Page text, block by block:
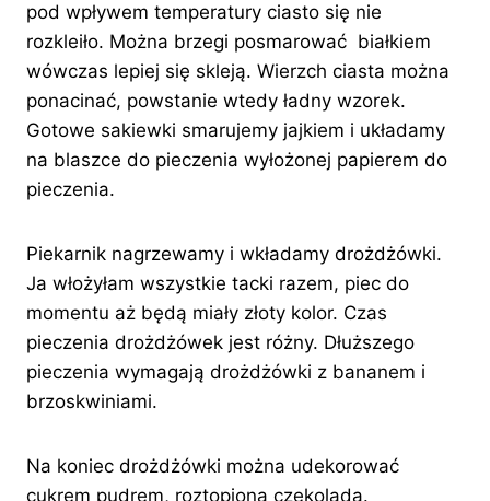
pod wpływem temperatury ciasto się nie
rozkleiło. Można brzegi posmarować białkiem
wówczas lepiej się skleją. Wierzch ciasta można
ponacinać, powstanie wtedy ładny wzorek.
Gotowe sakiewki smarujemy jajkiem i układamy
na blaszce do pieczenia wyłożonej papierem do
pieczenia.
Piekarnik nagrzewamy i wkładamy drożdżówki.
Ja włożyłam wszystkie tacki razem, piec do
momentu aż będą miały złoty kolor. Czas
pieczenia drożdżówek jest różny. Dłuższego
pieczenia wymagają drożdżówki z bananem i
brzoskwiniami.
Na koniec drożdżówki można udekorować
cukrem pudrem, roztopioną czekoladą.